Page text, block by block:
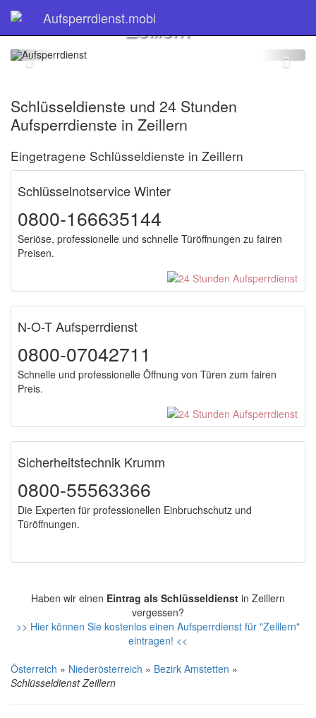
Aufsperrdienst.mobi
Schlüsseldienst
Zeillern
Schlüsseldienste und 24 Stunden
Aufsperrdienste in Zeillern
Eingetragene Schlüsseldienste in Zeillern
Schlüsselnotservice Winter
0800-166635144
Seriöse, professionelle und schnelle Türöffnungen zu fairen
Preisen.
N-O-T Aufsperrdienst
0800-07042711
Schnelle und professionelle Öffnung von Türen zum fairen
Preis.
Sicherheitstechnik Krumm
0800-55563366
Die Experten für professionellen Einbruchschutz und
Türöffnungen.
Haben wir einen Eintrag als Schlüsseldienst in Zeillern
vergessen?
>> Hier können Sie kostenlos einen Aufsperrdienst für "Zeillern"
eintragen! <<
Österreich » Niederösterreich » Bezirk Amstetten »
Schlüsseldienst Zeillern